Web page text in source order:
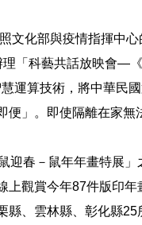
文化部與疫情指揮中
理「科藝共話放映會—
運算技術，將中華民
便」。即使隔離在家
迎春－鼠年年畫特展」
上觀賞今年87件版印年
縣、雲林縣、彰化縣25